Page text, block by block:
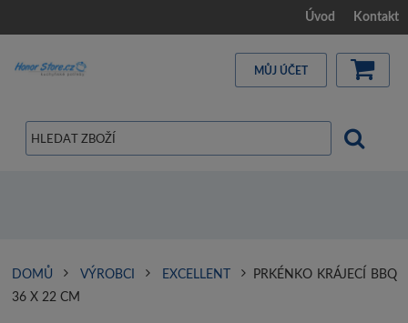
Úvod Kontakt
MŮJ ÚČET
DOMŮ VÝROBCI EXCELLENT
PRKÉNKO KRÁJECÍ BBQ
36 X 22 CM